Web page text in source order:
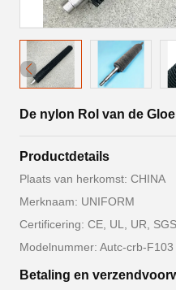
De nylon Rol van de
Productdetails
Plaats van herkomst: CHINA
Merknaam: UNIFORM
Certificering: CE, UL, UR,
Modelnummer: Autc-crb-F103
Betaling en